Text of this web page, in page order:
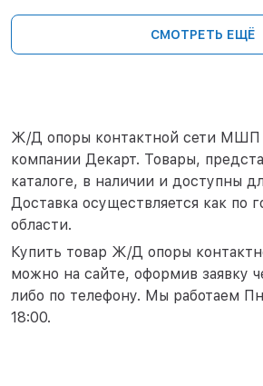
СМОТРЕТЬ ЕЩЁ
Ж/Д опоры контактной сети MШП
компании Декарт. Товары,
каталоге, в наличии и доступны
Доставка осуществляется как по
области.
Купить товар Ж/Д опоры
можно на сайте, оформив заявку
либо по телефону. Мы работаем
18:00.